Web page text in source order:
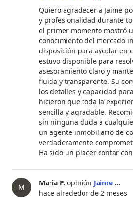
5 de 5 estrellas
Quiero agradecer a Jaime
y profesionalidad durante
el primer momento mostró
conocimiento del mercado
disposición para ayudar en
estuvo disponible para
asesoramiento claro y
fluida y transparente. Su
los detalles y capacidad
hicieron que toda la
sencilla y agradable.
sin ninguna duda a
un agente inmobiliario de
verdaderamente
Ha sido un placer contar
M Maria P. opinión Jaime Morales
hace alrededor de 2 meses